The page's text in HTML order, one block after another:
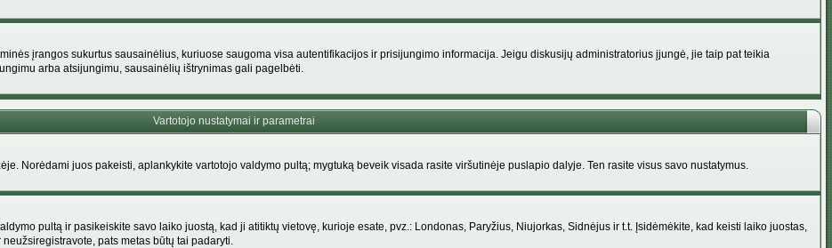
įrangos sukurtus sausainėlius, kuriuose saugoma visa autentifikacijos ir prisijungimo informacija. Jeigu diskusijų administratorius įjungė, jie taip pat teikia
arba atsijungimu, sausainėlių ištrynimas gali pagelbėti.
Vartotojo nustatymai ir parametrai
Norėdami juos pakeisti, aplankykite vartotojo valdymo pultą; mygtuką beveik visada rasite viršutinėje puslapio dalyje. Ten rasite visus savo nustatymus.
pultą ir pasikeiskite savo laiko juostą, kad ji atitiktų vietovę, kurioje esate, pvz.: Londonas, Paryžius, Niujorkas, Sidnėjus ir t.t. Įsidėmėkite, kad keisti laiko juostas,
pats metas būtų tai padaryti.